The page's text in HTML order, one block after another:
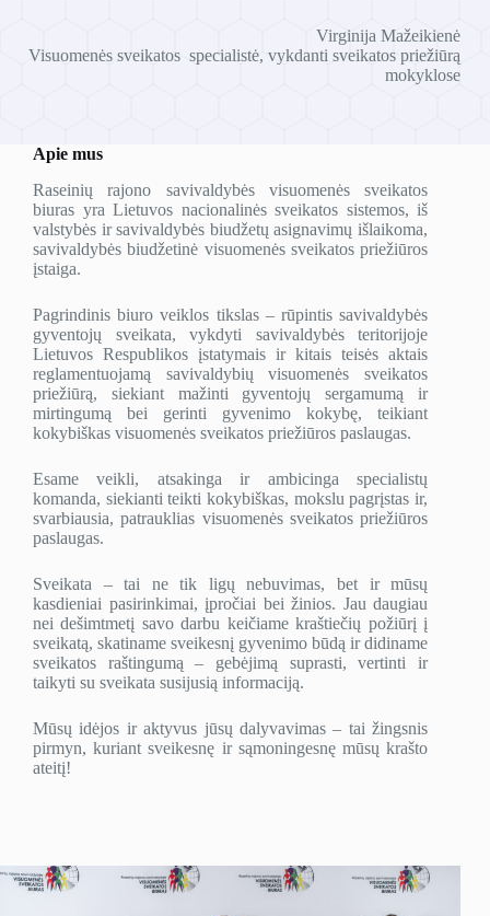
Virginija Mažeikienė
Visuomenės sveikatos specialistė, vykdanti sveikatos priežiūrą
mokyklose
Apie mus
Raseinių rajono savivaldybės visuomenės sveikatos
biuras yra Lietuvos nacionalinės sveikatos sistemos, iš
valstybės ir savivaldybės biudžetų asignavimų išlaikoma,
savivaldybės biudžetinė visuomenės sveikatos priežiūros
įstaiga.
Pagrindinis biuro veiklos tikslas – rūpintis savivaldybės
gyventojų sveikata, vykdyti savivaldybės teritorijoje
Lietuvos Respublikos įstatymais ir kitais teisės aktais
reglamentuojamą savivaldybių visuomenės sveikatos
priežiūrą, siekiant mažinti gyventojų sergamumą ir
mirtingumą bei gerinti gyvenimo kokybę, teikiant
kokybiškas visuomenės sveikatos priežiūros paslaugas.
Esame veikli, atsakinga ir ambicinga specialistų
komanda, siekianti teikti kokybiškas, mokslu pagrįstas ir,
svarbiausia, patrauklias visuomenės sveikatos priežiūros
paslaugas.
Sveikata – tai ne tik ligų nebuvimas, bet ir mūsų
kasdieniai pasirinkimai, įpročiai bei žinios. Jau daugiau
nei dešimtmetį savo darbu keičiame kraštiečių požiūrį į
sveikatą, skatiname sveikesnį gyvenimo būdą ir didiname
sveikatos raštingumą – gebėjimą suprasti, vertinti ir
taikyti su sveikata susijusią informaciją.
Mūsų idėjos ir aktyvus jūsų dalyvavimas – tai žingsnis
pirmyn, kuriant sveikesnę ir sąmoningesnę mūsų krašto
ateitį!